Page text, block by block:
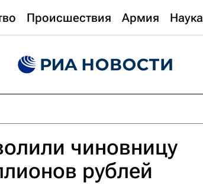
Происшествия Армия Наука
чиновницу
рублей